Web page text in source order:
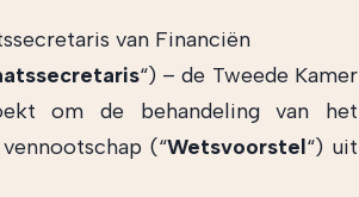
van Financiën
“) – de Tweede Kamer
om de behandeling van het
(“Wetsvoorstel“) uit